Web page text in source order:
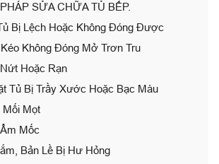
SỬA CHỮA TỦ BẾP.
Bị Lệch Hoặc Không Đóng Được
Không Đóng Mở Trơn Tru
Hoặc Rạn
Tủ Bị Trầy Xước Hoặc Bạc Màu
Mối Mọt
Mốc
Bản Lề Bị Hư Hỏng